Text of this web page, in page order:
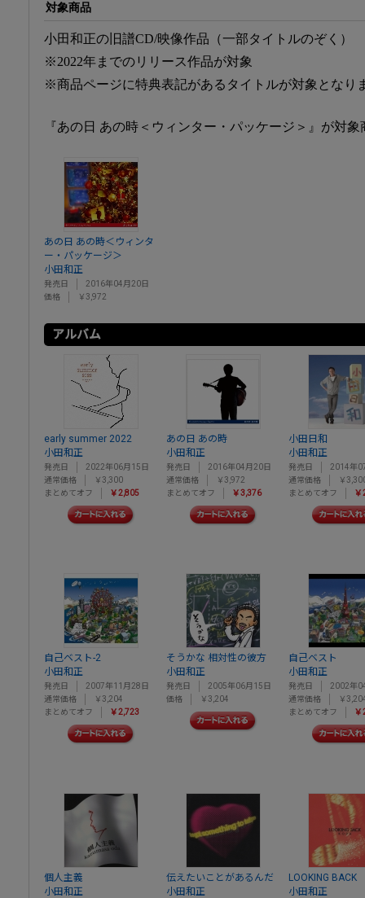
対象商品
小田和正の旧譜CD/映像作品（一部タイトルのぞく）
※2022年までのリリース作品が対象
※商品ページに特典表記があるタイトルが対象となり
『あの日 あの時＜ウィンター・パッケージ＞』が対
あの日 あの時＜ウィンタ
ー・パッケージ＞
小田和正
発売日
2016年04月20日
価格
￥3,972
アルバム
early summer 2022
小田和正
発売日
2022年06月15日
通常価格
￥3,300
まとめてオフ
￥2,805
あの日 あの時
小田和正
発売日
2016年04月20日
通常価格
￥3,972
まとめてオフ
￥3,376
小田日和
小田和正
発売日
2014年
通常価格
￥
まとめてオフ
￥
自己ベスト-2
小田和正
発売日
2007年11月28日
通常価格
￥3,204
まとめてオフ
￥2,723
そうかな 相対性の彼方
小田和正
発売日
2005年06月15日
価格
￥3,204
自己ベスト
小田和正
発売日
2002年
通常価格
￥
まとめてオフ
￥
個人主義
小田和正
伝えたいことがあるんだ
小田和正
LOOKING BACK
小田和正